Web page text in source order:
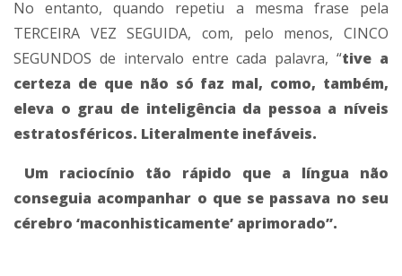
No entanto, quando repetiu a mesma frase pela
TERCEIRA VEZ SEGUIDA, com, pelo menos, CINCO
SEGUNDOS de intervalo entre cada palavra, “tive a
certeza de que não só faz mal, como, também,
eleva o grau de inteligência da pessoa a níveis
estratosféricos. Literalmente inefáveis.
Um raciocínio tão rápido que a língua não
conseguia acompanhar o que se passava no seu
cérebro ‘maconhisticamente’ aprimorado”.